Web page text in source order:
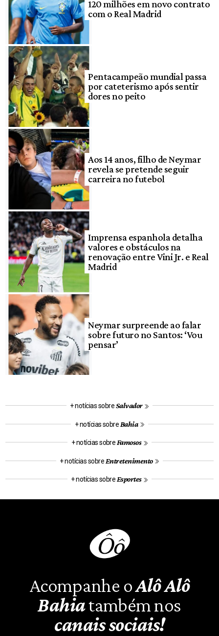
120 milhões em novo contrato
com o Real Madrid
Pentacampeão mundial passa
por cateterismo após sentir
dores no peito
Aos 14 anos, filho de Neymar
revela se pretende seguir
carreira no futebol
Imprensa espanhola detalha
valores e obstáculos na
renovação entre Vini Jr. e Real
Madrid
Neymar surpreende ao falar
sobre futuro no Santos: ‘Vou
pensar’
+ notícias sobreSalvador
+ notícias sobre Bahia
+ notícias sobre Famosos
+ notícias sobre Entretenimento
+ notícias sobre Esportes
Acompanhe oAlô Alô
Bahiatambém nos
canais sociais!